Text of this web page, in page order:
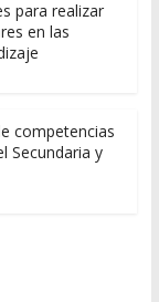
para realizar
en las
competencias
Secundaria y